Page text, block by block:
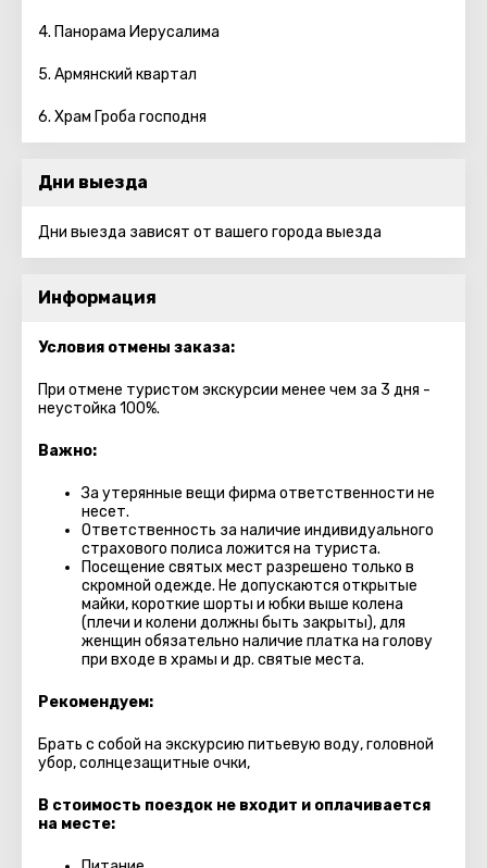
4. Панорама Иерусалима
5. Армянский квартал
6. Храм Гроба господня
Дни выезда
Дни выезда зависят от вашего города выезда
Информация
Условия отмены заказа:
При отмене туристом экскурсии менее чем за 3 дня -
неустойка 100%.
Важно:
За утерянные вещи фирма ответственности не
несет.
Ответственность за наличие индивидуального
страхового полиса ложится на туриста.
Посещение святых мест разрешено только в
скромной одежде. Не допускаются открытые
майки, короткие шорты и юбки выше колена
(плечи и колени должны быть закрыты), для
женщин обязательно наличие платка на голову
при входе в храмы и др. святые места.
Рекомендуем:
Брать с собой на экскурсию питьевую воду, головной
убор, солнцезащитные очки,
В стоимость поездок не входит и оплачивается
на месте: